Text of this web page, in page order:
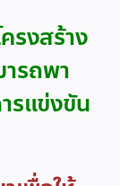
รงสร้าง
รถพา
รแข่งขัน